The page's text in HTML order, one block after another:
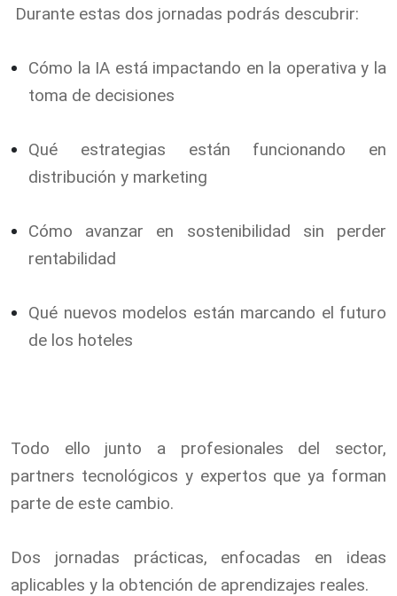
Durante estas dos jornadas podrás descubrir:
Cómo la IA está impactando en la operativa y la
toma de decisiones
Qué estrategias están funcionando en
distribución y marketing
Cómo avanzar en sostenibilidad sin perder
rentabilidad
Qué nuevos modelos están marcando el futuro
de los hoteles
Todo ello junto a profesionales del sector,
partners tecnológicos y expertos que ya forman
parte de este cambio.
Dos jornadas prácticas, enfocadas en ideas
aplicables y la obtención de aprendizajes reales.